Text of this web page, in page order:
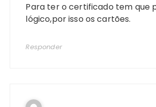
Para ter o certificado tem que
lógico,por isso os cartões.
Responder